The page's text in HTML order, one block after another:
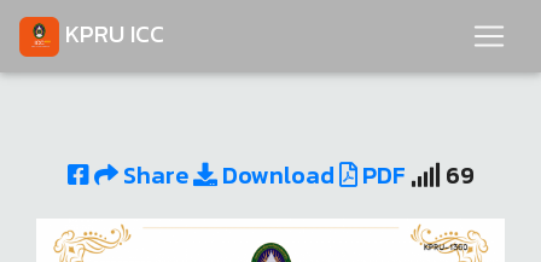
KPRU ICC
Share Download PDF 69